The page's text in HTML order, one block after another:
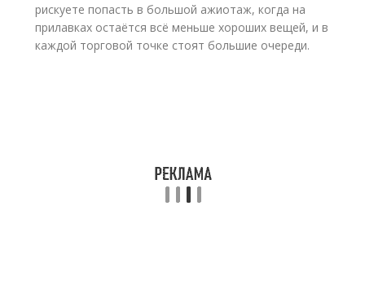
рискуете попасть в большой ажиотаж, когда на
прилавках остаётся всё меньше хороших вещей, и в
каждой торговой точке стоят большие очереди.